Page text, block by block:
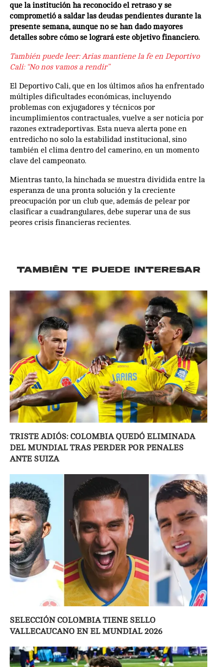
que la institución ha reconocido el retraso y se
comprometió a saldar las deudas pendientes durante la
presente semana, aunque no se han dado mayores
detalles sobre cómo se logrará este objetivo financiero.
También puede leer:Arias mantiene la fe en Deportivo
Cali: “No nos vamos a rendir”
El Deportivo Cali, que en los últimos años ha enfrentado
múltiples dificultades económicas, incluyendo
problemas con exjugadores y técnicos por
incumplimientos contractuales, vuelve a ser noticia por
razones extradeportivas. Esta nueva alerta pone en
entredicho no solo la estabilidad institucional, sino
también el clima dentro del camerino, en un momento
clave del campeonato.
Mientras tanto, la hinchada se muestra dividida entre la
esperanza de una pronta solución y la creciente
preocupación por un club que, además de pelear por
clasificar a cuadrangulares, debe superar una de sus
peores crisis financieras recientes.
TAMBIÉN TE PUEDE INTERESAR
TRISTE ADIÓS: COLOMBIA QUEDÓ ELIMINADA
DEL MUNDIAL TRAS PERDER POR PENALES
ANTE SUIZA
SELECCIÓN COLOMBIA TIENE SELLO
VALLECAUCANO EN EL MUNDIAL 2026